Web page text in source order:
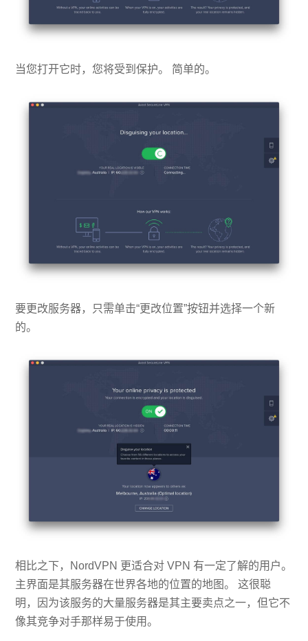
当您打开它时，您将受到保护。 简单的。
要更改服务器，只需单击“更改位置”按钮并选择一个新
的。
相比之下，NordVPN 更适合对 VPN 有一定了解的用户。
主界面是其服务器在世界各地的位置的地图。 这很聪
明，因为该服务的大量服务器是其主要卖点之一，但它不
像其竞争对手那样易于使用。